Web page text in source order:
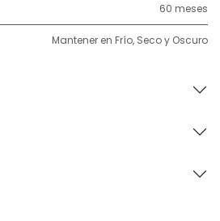
60 meses
Mantener en Frío, Seco y Oscuro